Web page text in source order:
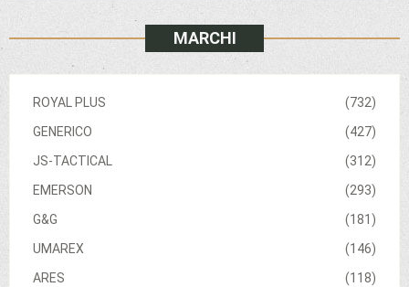
MARCHI
(732)
ROYAL PLUS
(427)
GENERICO
(312)
JS-TACTICAL
(293)
EMERSON
(181)
G&G
(146)
UMAREX
(118)
ARES